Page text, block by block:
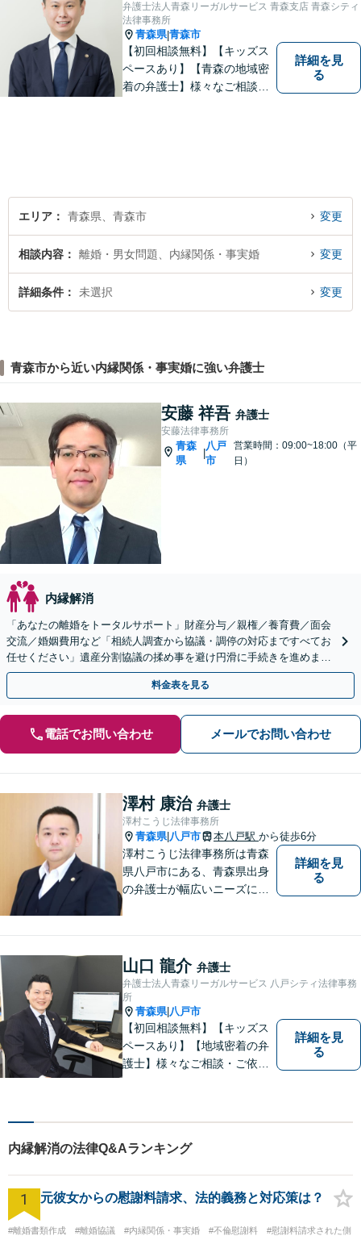
いたします。
弁護士法人青森リーガルサービス 青森支店 青森シティ
法律事務所
青森県|青森市
【初回相談無料】【キッズス
ペースあり】【青森の地域密
着の弁護士】様々なご相談・
詳細を見
る
エリア 青森県、青森市 変更
相談内容 離婚・男女問題、内縁関係・事実婚 変更
詳細条件 未選択 変更
青森市から近い内縁関係・事実婚に強い弁護士
安藤 祥吾 弁護士
安藤法律事務所
青森
県
|
八戸
市
営業時間：09:00~18:00（平
日）
内縁解消
「あなたの離婚をトータルサポート」財産分与／親権／養育費／面会
交流／婚姻費用など「相続人調査から協議・調停の対応まですべてお
任せください」遺産分割協議の揉め事を避け円滑に手続きを進めまし
ょう【秘密厳守】【子連れ相談可】【休日・夜間相談あり】
料金表を見る
電話でお問い合わせ メールでお問い合わせ
澤村 康治 弁護士
澤村こうじ法律事務所
青森県| 八戸市 本八戸駅 から徒歩6分
澤村こうじ法律事務所は青森
県八戸市にある、青森県出身
の弁護士が幅広いニーズにお
詳細を見
る
山口 龍介 弁護士
弁護士法人青森リーガルサービス 八戸シティ法律事務
所
青森県| 八戸市
【初回相談無料】【キッズス
ペースあり】【地域密着の弁
護士】様々なご相談・ご依頼
詳細を見
る
内縁解消の法律Q&Aランキング
1 元彼女からの慰謝料請求、法的義務と対応策は？
#離婚書類作成 #離婚協議 #内縁関係・事実婚 #不倫慰謝料 #慰謝料請求された側